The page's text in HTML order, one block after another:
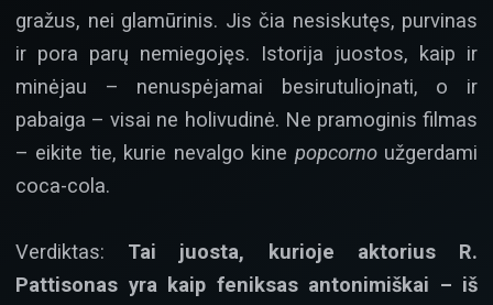
gražus, nei glamūrinis. Jis čia nesiskutęs, purvinas
ir pora parų nemiegojęs. Istorija juostos, kaip ir
minėjau – nenuspėjamai besirutuliojnati, o ir
pabaiga – visai ne holivudinė. Ne pramoginis filmas
– eikite tie, kurie nevalgo kine popcornoužgerdami
coca-cola.
Verdiktas: Tai juosta, kurioje aktorius R.
Pattisonas yra kaip feniksas antonimiškai – iš